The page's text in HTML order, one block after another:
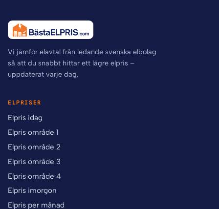
Vi jämför elavtal från ledande svenska elbolag
så att du snabbt hittar ett lägre elpris –
uppdaterat varje dag.
ELPRISER
Elpris idag
Elpris område 1
Elpris område 2
Elpris område 3
Elpris område 4
Elpris imorgon
Elpris per månad